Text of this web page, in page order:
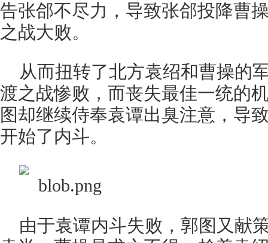
告张郃不尽力，导致张郃投降曹
之战大败。
从而扭转了北方袁绍和曹操的
渡之战惨败，而丧失最佳一统的
图却继续侍奉袁谭出臭注意，导
开始了内斗。
由于袁谭内斗失败，郭图又献